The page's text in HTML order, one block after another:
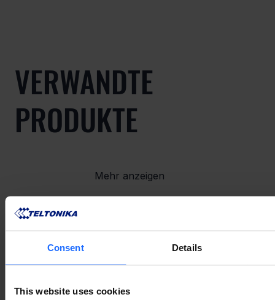
Consent Details
This website uses cookies
VERWANDTE
PRODUKTE
Mehr anzeigen
VERWANDTES
ZUBEHÖR